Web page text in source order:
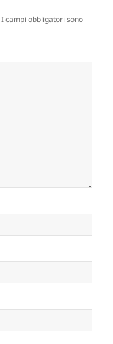
I campi obbligatori sono